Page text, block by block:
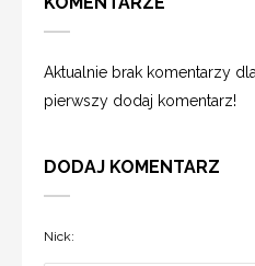
Aktualnie brak komentarzy
pierwszy dodaj komentarz!
DODAJ KOMENTARZ
Nick: